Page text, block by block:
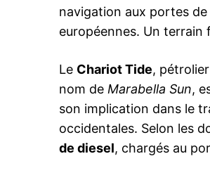
navigation aux portes
européennes. Un terrain
Le Chariot Tide,
nom de Marabella Sun,
son implication dans le
occidentales. Selon les
de diesel, chargés au